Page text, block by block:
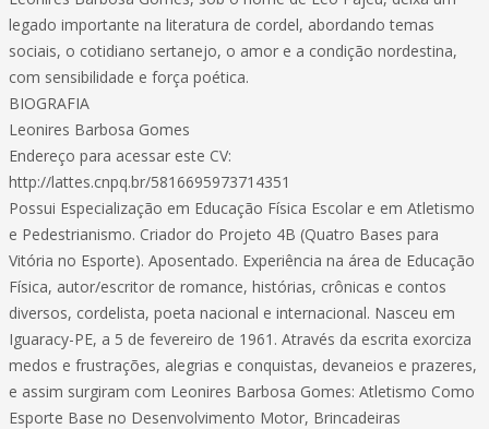
legado importante na literatura de cordel, abordando temas
sociais, o cotidiano sertanejo, o amor e a condição nordestina,
com sensibilidade e força poética.
BIOGRAFIA
Leonires Barbosa Gomes
Endereço para acessar este CV:
http://lattes.cnpq.br/5816695973714351
Possui Especialização em Educação Física Escolar e em Atletismo
e Pedestrianismo. Criador do Projeto 4B (Quatro Bases para
Vitória no Esporte). Aposentado. Experiência na área de Educação
Física, autor/escritor de romance, histórias, crônicas e contos
diversos, cordelista, poeta nacional e internacional. Nasceu em
Iguaracy-PE, a 5 de fevereiro de 1961. Através da escrita exorciza
medos e frustrações, alegrias e conquistas, devaneios e prazeres,
e assim surgiram com Leonires Barbosa Gomes: Atletismo Como
Esporte Base no Desenvolvimento Motor, Brincadeiras